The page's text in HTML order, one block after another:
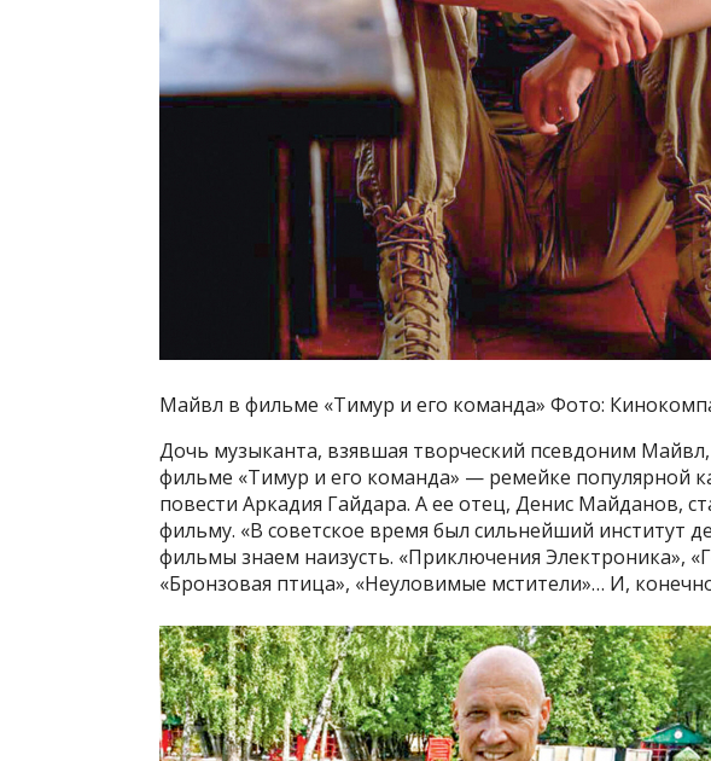
Майвл в фильме «Тимур и его команда» Фото:
Дочь музыканта, взявшая творческий псевдоним
фильме «Тимур и его команда» — ремейке популярной
повести Аркадия Гайдара. А ее отец, Денис Майданов,
фильму. «В советское время был сильнейший институт
фильмы знаем наизусть. «Приключения Электроника»,
«Бронзовая птица», «Неуловимые мстители»… И,